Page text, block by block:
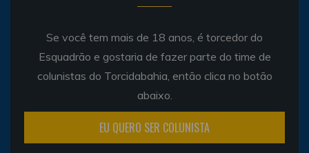
Se você tem mais de 18 anos, é torcedor do
Esquadrão e gostaria de fazer parte do time de
colunistas do Torcidabahia, então clica no botão
abaixo.
EU QUERO SER COLUNISTA